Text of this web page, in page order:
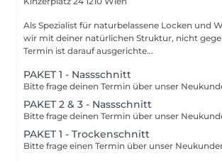
Als Spezialist für naturbelassene Locken und
wir mit deiner natürlichen Struktur, nicht
Termin ist darauf ausgerichte...
PAKET 1 - Nassschnitt
PAKET 2 & 3 - Nassschnitt
PAKET 1 - Trockenschnitt